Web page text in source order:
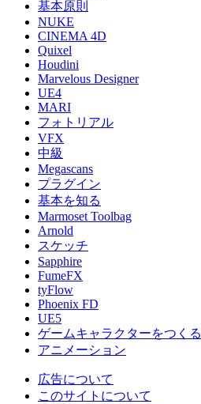
基本原則
NUKE
CINEMA 4D
Quixel
Houdini
Marvelous Designer
UE4
MARI
フォトリアル
VFX
中級
Megascans
プラグイン
基本を知る
Marmoset Toolbag
Arnold
スケッチ
Sapphire
FumeFX
tyFlow
Phoenix FD
UE5
ゲームキャラクターをつくる
アニメーション
広告について
このサイトについて